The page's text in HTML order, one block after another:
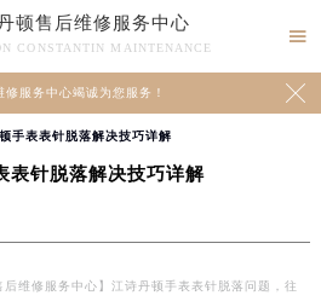
顿售后维修服务中心
CONSTANTIN MAINTENANCE

修服务中心竭诚为您服务！ 
手表表针脱落解决技巧详解
表针脱落解决技巧详解
后维修服务中心】江诗丹顿手表表针脱落问题，往